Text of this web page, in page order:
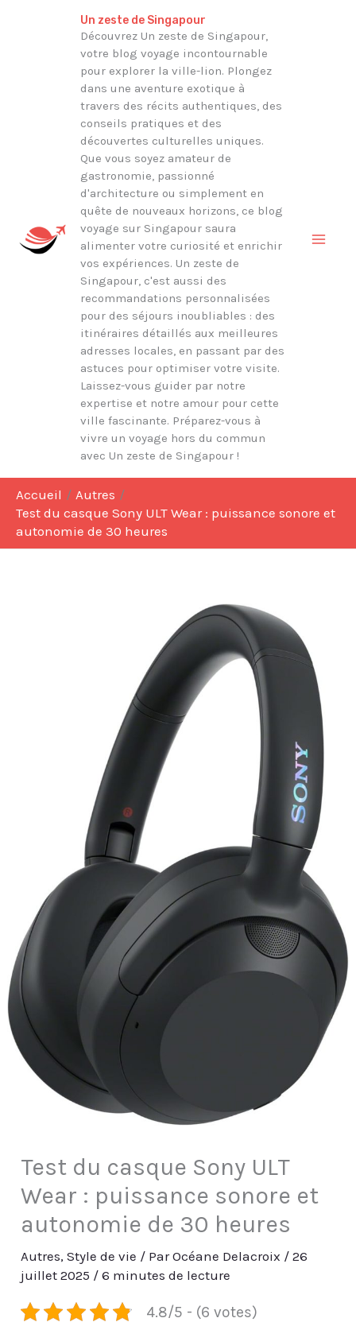
Un zeste de Singapour
Découvrez Un zeste de Singapour,
votre blog voyage incontournable
pour explorer la ville-lion. Plongez
dans une aventure exotique à
travers des récits authentiques, des
conseils pratiques et des
découvertes culturelles uniques.
Que vous soyez amateur de
gastronomie, passionné
d'architecture ou simplement en
quête de nouveaux horizons, ce blog
voyage sur Singapour saura
alimenter votre curiosité et enrichir
vos expériences. Un zeste de
Singapour, c'est aussi des
recommandations personnalisées
pour des séjours inoubliables : des
itinéraires détaillés aux meilleures
adresses locales, en passant par des
astuces pour optimiser votre visite.
Laissez-vous guider par notre
expertise et notre amour pour cette
ville fascinante. Préparez-vous à
vivre un voyage hors du commun
avec Un zeste de Singapour !
Accueil
Autres
Test du casque Sony ULT Wear : puissance sonore et
autonomie de 30 heures
Test du casque Sony ULT
Wear : puissance sonore et
autonomie de 30 heures
Autres,Style de vie / ParOcéane Delacroix /26
juillet 2025 /6 minutes de lecture
4.8/5 - (6 votes)
Rechercher